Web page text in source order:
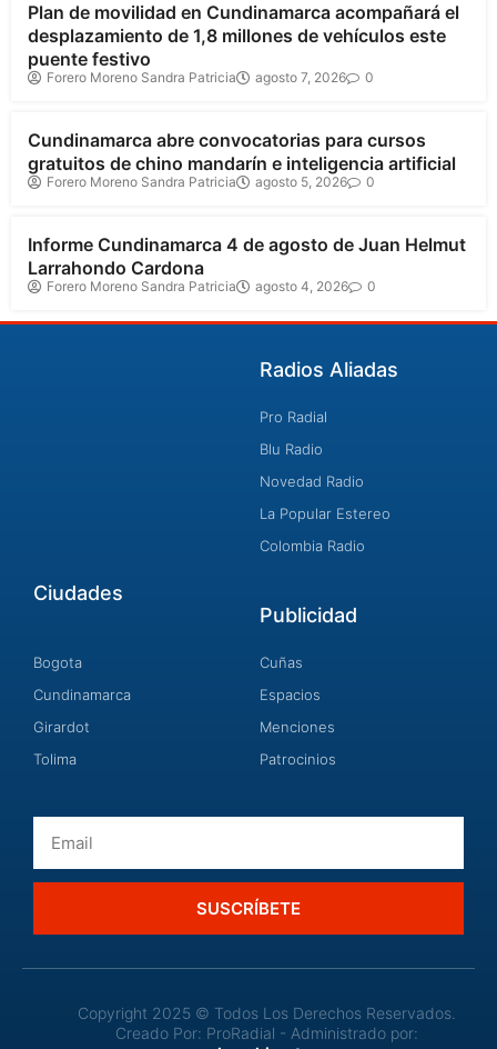
Plan de movilidad en Cundinamarca acompañará el
desplazamiento de 1,8 millones de vehículos este
puente festivo
Forero Moreno Sandra Patricia agosto 7, 2026 0
Cundinamarca
Cundinamarca abre convocatorias para cursos
gratuitos de chino mandarín e inteligencia artificial
Forero Moreno Sandra Patricia agosto 5, 2026 0
Cundinamarca
Informe Cundinamarca 4 de agosto de Juan Helmut
Larrahondo Cardona
Forero Moreno Sandra Patricia agosto 4, 2026 0
Radios Aliadas
Pro Radial
Blu Radio
Novedad Radio
La Popular Estereo
Colombia Radio
Ciudades
Bogota
Cundinamarca
Girardot
Tolima
Publicidad
Cuñas
Espacios
Menciones
Patrocinios
SUSCRÍBETE
Copyright 2025 © Todos Los Derechos Reservados.
Creado Por: ProRadial - Administrado por: